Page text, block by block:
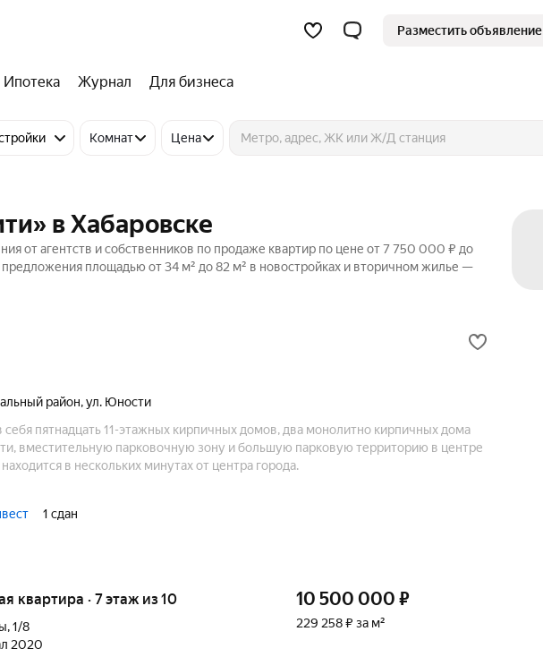
Разместить объявление
Ипотека Журнал Для бизнеса
Комнат Цена
в Хабаровске
от агентств и собственников по продаже квартир по цене от 7 750 000 ₽ до
площадью от 34 м² до 82 м² в новостройках и вторичном жилье —
район,ул. Юности
пятнадцать 11-этажных кирпичных домов, два монолитно кирпичных дома
вместительную парковочную зону и большую парковую территорию в центре
в нескольких минутах от центра города.
1 сдан
квартира · 7 этаж из 10
,1/8
2020
10 500 000 ₽
229 258 ₽ за м²